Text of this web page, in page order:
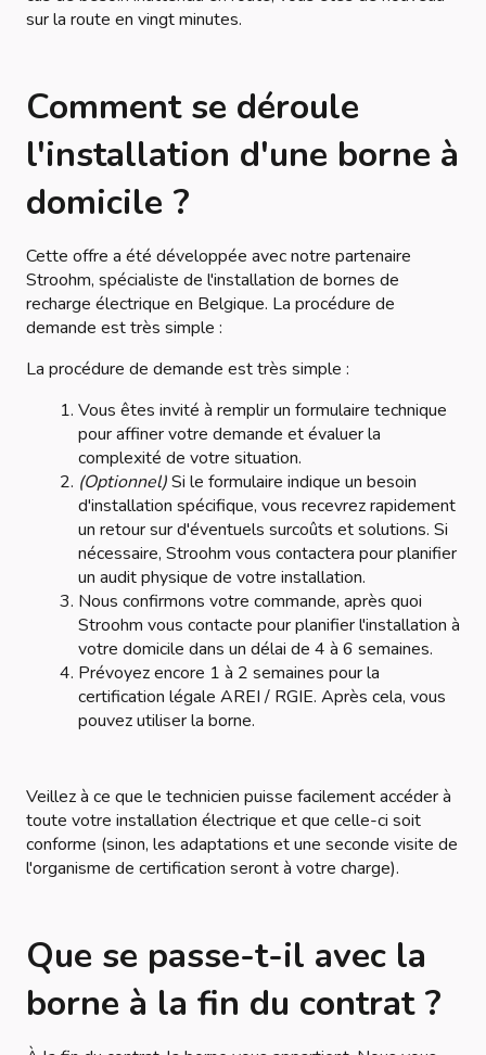
sur la route en vingt minutes.
Comment se déroule
l'installation d'une borne à
domicile ?
Cette offre a été développée avec notre partenaire
Stroohm, spécialiste de l'installation de bornes de
recharge électrique en Belgique. La procédure de
demande est très simple :
La procédure de demande est très simple :
Vous êtes invité à remplir un formulaire technique
pour affiner votre demande et évaluer la
complexité de votre situation.
(Optionnel)Si le formulaire indique un besoin
d'installation spécifique, vous recevrez rapidement
un retour sur d'éventuels surcoûts et solutions. Si
nécessaire, Stroohm vous contactera pour planifier
un audit physique de votre installation.
Nous confirmons votre commande, après quoi
Stroohm vous contacte pour planifier l'installation à
votre domicile dans un délai de 4 à 6 semaines.
Prévoyez encore 1 à 2 semaines pour la
certification légale AREI / RGIE. Après cela, vous
pouvez utiliser la borne.
Veillez à ce que le technicien puisse facilement accéder à
toute votre installation électrique et que celle-ci soit
conforme (sinon, les adaptations et une seconde visite de
l'organisme de certification seront à votre charge).
Que se passe-t-il avec la
borne à la fin du contrat ?